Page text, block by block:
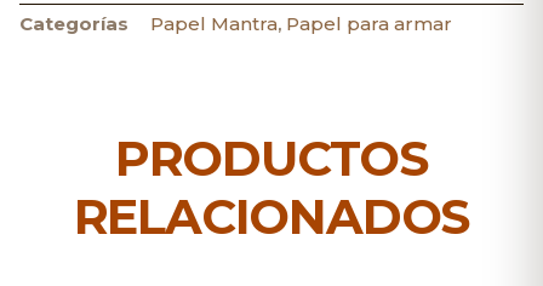
Categorías
Papel Mantra, Papel para armar
PRODUCTOS
RELACIONADOS